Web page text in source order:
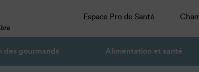
Espace Pro de Santé
des gourmands Alimentation et santé